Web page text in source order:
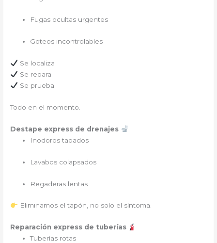
Fugas ocultas urgentes
Goteos incontrolables
Se localiza
Se repara
Se prueba
Todo en el momento.
Destape express de drenajes
Inodoros tapados
Lavabos colapsados
Regaderas lentas
Eliminamos el tapón, no solo el síntoma.
Reparación express de tuberías
Tuberías rotas